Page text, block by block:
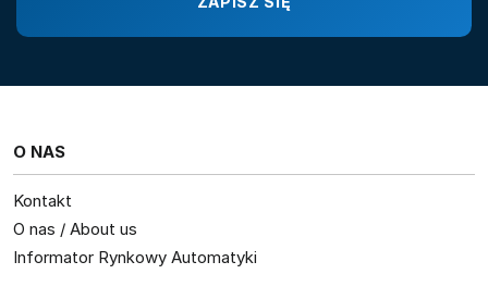
O NAS
Kontakt
O nas / About us
Informator Rynkowy Automatyki